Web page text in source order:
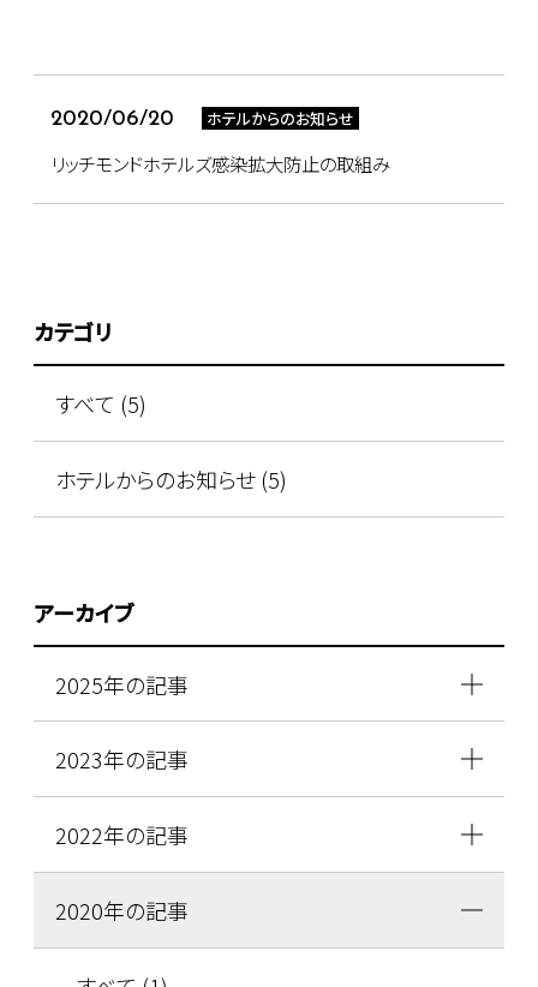
2020/06/20 ホテルからのお知らせ
リッチモンドホテルズ感染拡大防止の取組み
カテゴリ
すべて (5)
ホテルからのお知らせ (5)
アーカイブ
2025年の記事
2023年の記事
2022年の記事
2020年の記事